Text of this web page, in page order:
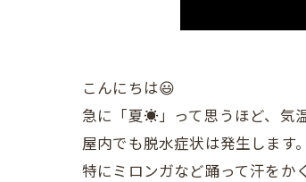
こんにちは😃
急に「夏☀️」って思うほど、気
屋内でも脱水症状は発生します。
特にミロンガなど踊って汗をか